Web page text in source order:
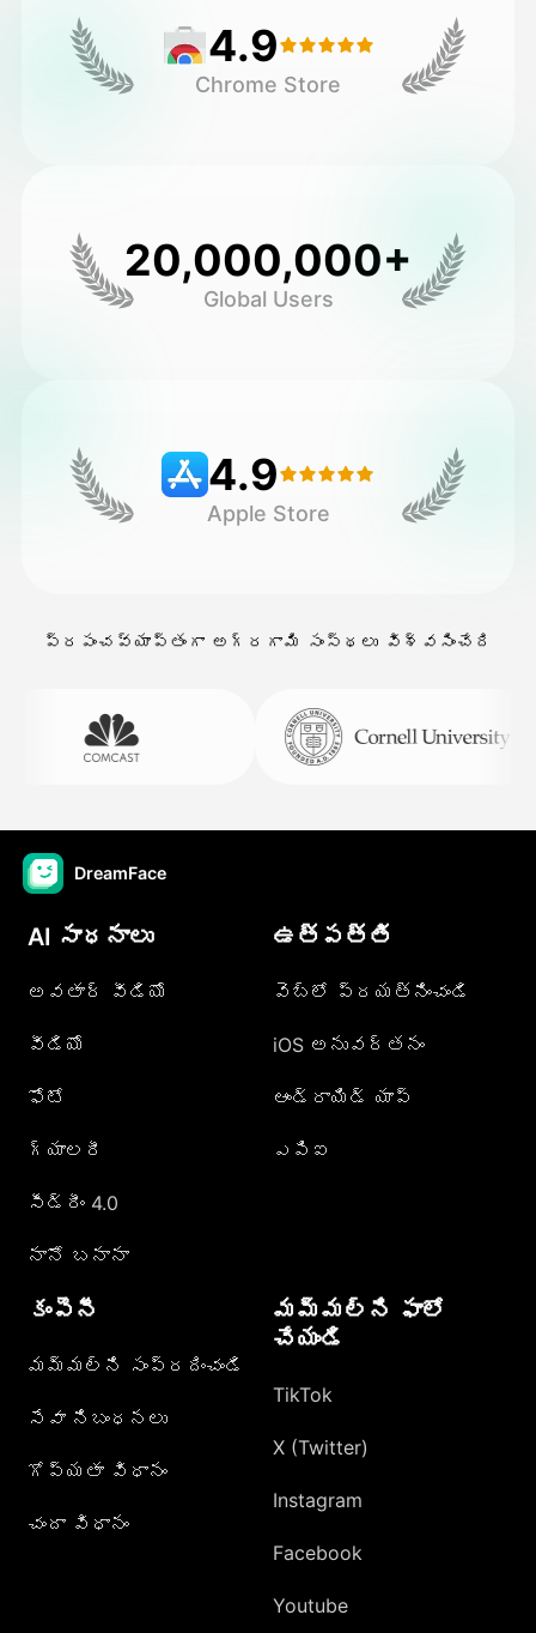
4.9
Chrome Store
20,000,000+
Global Users
4.9
Apple Store
ప్రపంచవ్యాప్తంగా అగ్రగామి సంస్థలు విశ్వసించేది
DreamFace
AI సాధనాలు
అవతార్ వీడియో
వీడియో
ఫోటో
గ్యాలరీ
సీడ్రీం 4.0
నానో బనానా
ఉత్పత్తి
వెబ్లో ప్రయత్నించండి
iOS అనువర్తనం
ఆండ్రాయిడ్ యాప్
ఎపిఐ
కంపెనీ
మమ్మల్ని సంప్రదించండి
సేవా నిబంధనలు
గోప్యతా విధానం
చందా విధానం
మమ్మల్ని ఫాలో
చేయండి
TikTok
X (Twitter)
Instagram
Facebook
Youtube